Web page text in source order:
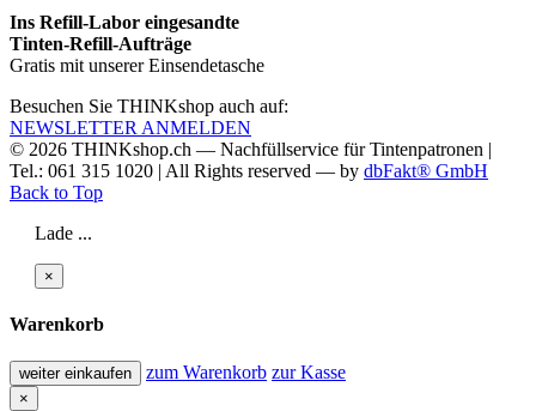
Ins Refill-Labor eingesandte
Tinten-Refill-Aufträge
Gratis mit unserer Einsendetasche
Besuchen Sie THINKshop auch auf:
NEWSLETTER ANMELDEN
© 2026 THINKshop.ch — Nachfüllservice fürTintenpatronen |
Tel.: 061 315 1020 | All Rights reserved — by dbFakt® GmbH
Back to Top
Lade ...
×
Warenkorb
weiter einkaufen zum Warenkorb zur Kasse
×